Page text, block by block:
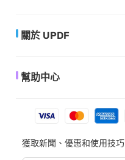
關於 UPDF
幫助中心
獲取新聞、優惠和使用技巧